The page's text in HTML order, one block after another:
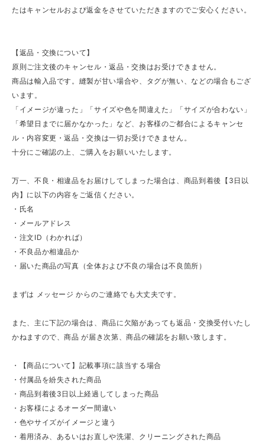
たはキャンセルおよび返金をさせていただきますのでご安心ください。
【返品・交換について】
原則ご注文後のキャンセル・返品・交換はお受けできません。
商品は輸入品です。縫製が甘い場合や、タグが無い、などの場合もござ
います。
「イメージが違った」「サイズや色を間違えた」「サイズが合わない」
「希望日までに届かなかった」など、お客様のご都合によるキャンセ
ル・内容変更・返品・交換は一切お受けできません。
十分にご確認の上、ご購入をお願いいたします。
万一、不良・相違品をお届けしてしまった場合は、商品到着後【3日以
内】に以下の内容をご返信ください。
・氏名
・メールアドレス
・注文ID（わかれば）
・不良品か相違品か
・届いた商品の写真（全体および不良の場合は不良箇所）
まずは メッセージ からのご連絡でも大丈夫です。
また、主に下記の場合は、商品に欠陥があっても返品・交換受付いたし
かねますので、商品 が届き次第、商品の確認をお願い致します。
・【商品について】記載事項に該当する場合
・付属品を紛失された商品
・商品到着後3日以上経過してしまった商品
・お客様によるオーダー間違い
・色やサイズがイメージと違う
・着用済み、あるいはお直しや洗濯、クリーニングされた商品